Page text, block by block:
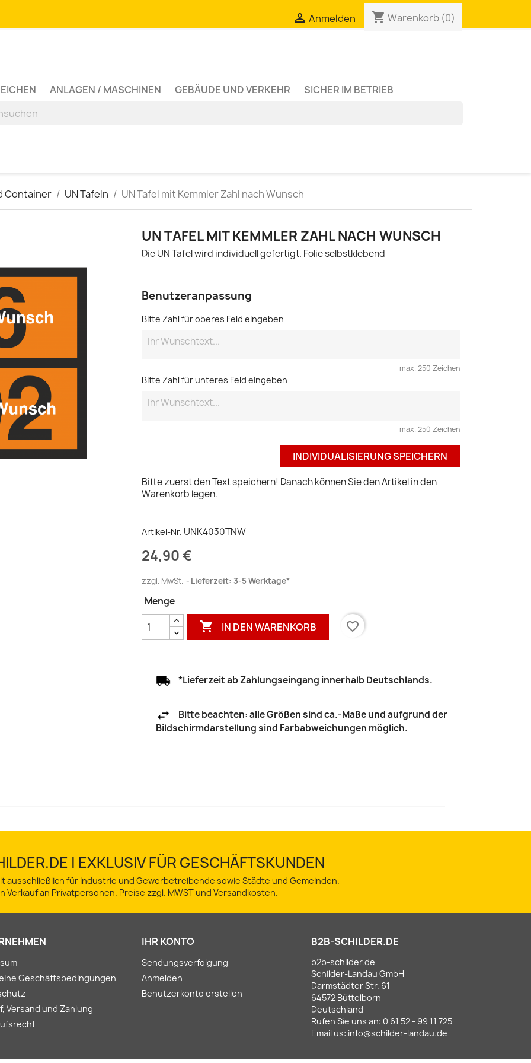
 Anmelden shopping_cart Warenkorb (0)
ANLAGEN / MASCHINEN GEBÄUDE UND VERKEHR SICHER IM BETRIEB
Container UN Tafeln UN Tafel mit Kemmler Zahl nach Wunsch
UN TAFEL MIT KEMMLER ZAHL NACH WUNSCH
Die UN Tafel wird individuell gefertigt. Folie selbstklebend
Benutzeranpassung
Bitte Zahl für oberes Feld eingeben
max. 250 Zeichen
Bitte Zahl für unteres Feld eingeben
max. 250 Zeichen
INDIVIDUALISIERUNG SPEICHERN
Bitte zuerst den Text speichern! Danach können Sie den Artikel in den
Warenkorb legen.
Artikel-Nr. UNK4030TNW
24,90 €
zzgl. MwSt. Lieferzeit: 3-5 Werktage*
Menge
 IN DEN WARENKORB favorite_border
*Lieferzeit ab Zahlungseingang innerhalb Deutschlands.
Bitte beachten: alle Größen sind ca.-Maße und aufgrund der
Bildschirmdarstellung sind Farbabweichungen möglich.
| EXKLUSIV FÜR GESCHÄFTSKUNDEN
ausschließlich für Industrie und Gewerbetreibende sowie Städte und Gemeinden.
Verkauf an Privatpersonen. Preise zzgl. MWST und Versandkosten.
Geschäftsbedingungen
Versand und Zahlung
IHR KONTO
Sendungsverfolgung
Anmelden
Benutzerkonto erstellen
B2B-SCHILDER.DE
b2b-schilder.de
Schilder-Landau GmbH
Darmstädter Str. 61
64572 Büttelborn
Deutschland
Rufen Sie uns an: 0 61 52 - 99 11 725
Email us: info@schilder-landau.de